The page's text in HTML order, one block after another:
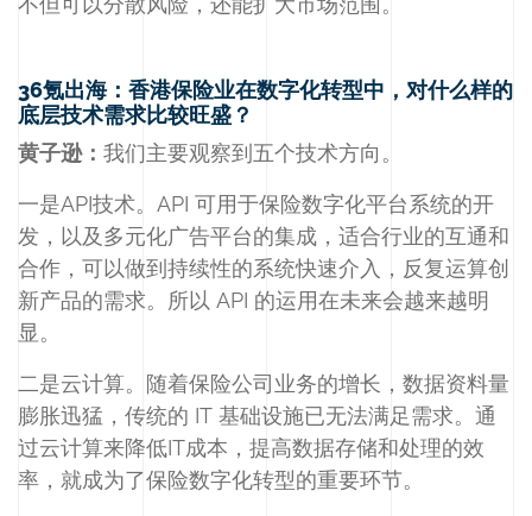
36氪出海：香港保险业在数字化转型中，对什么样的
底层技术需求比较旺盛？
黄子逊： 我们主要观察到五个技术方向。
一是API技术。API 可用于保险数字化平台系统的开
发，以及多元化广告平台的集成，适合行业的互通和
合作，可以做到持续性的系统快速介入，反复运算创
新产品的需求。所以 API 的运用在未来会越来越明
显。
二是云计算。随着保险公司业务的增长，数据资料量
膨胀迅猛，传统的 IT 基础设施已无法满足需求。通
过云计算来降低IT成本，提高数据存储和处理的效
率，就成为了保险数字化转型的重要环节。